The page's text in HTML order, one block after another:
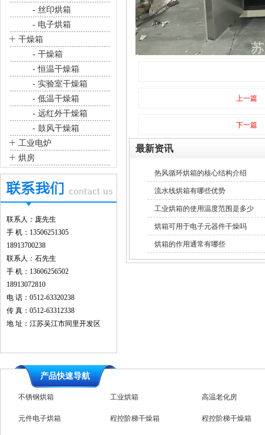
- 丝印烘箱
- 电子烘箱
+ 干燥箱
- 干燥箱
- 恒温干燥箱
- 实验室干燥箱
- 低温干燥箱
- 远红外干燥箱
- 鼓风干燥箱
+ 工业电炉
+ 烘房
联系人：庞先生
手 机：13506251305
18913700238
联系人：石先生
手 机：13606256502
18913072810
电 话：0512-63320238
传 真：0512-63312338
地 址：江苏吴江市同里开发区
上一篇
下一篇
最新资讯
热风循环烘箱的核心结构介绍
流水线烘箱有哪些优势
工业烘箱的使用温度范围是多少
烘箱可用于电子元器件干燥吗
烘箱的作用通常有哪些
产品快速导航
不锈钢烘箱
元件电子烘箱 程控阶梯干燥箱 程控阶梯干燥箱
高温台车烘箱 特规烘箱 台车防爆烘箱